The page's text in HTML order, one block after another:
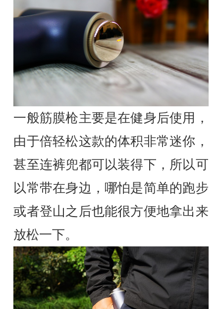
一般筋膜枪主要是在健身后使用，
由于倍轻松这款的体积非常迷你，
甚至连裤兜都可以装得下，所以可
以常带在身边，哪怕是简单的跑步
或者登山之后也能很方便地拿出来
放松一下。